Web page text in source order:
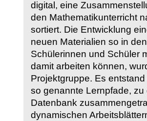
digital, eine
den Mathematikunterricht
sortiert. Die Entwicklung
neuen Materialien so in
Schülerinnen und Schüler
damit arbeiten können,
Projektgruppe. Es
so genannte Lernpfade,
Datenbank
dynamischen